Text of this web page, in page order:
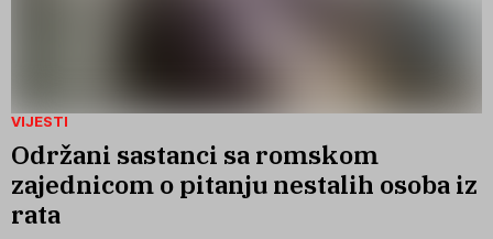
VIJESTI
Održani sastanci sa romskom
zajednicom o pitanju nestalih osoba iz
rata